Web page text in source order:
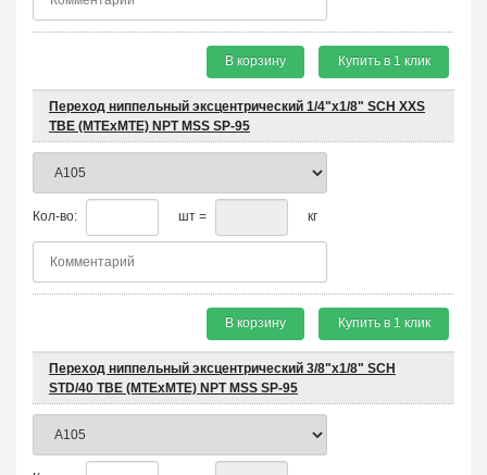
В корзину Купить в 1 клик
Переход ниппельный эксцентрический 1/4"х1/8" SCH XXS
TBE (MTEхMTE) NPT MSS SP-95
Кол-во: шт = кг
В корзину Купить в 1 клик
Переход ниппельный эксцентрический 3/8"х1/8" SCH
STD/40 TBE (MTEхMTE) NPT MSS SP-95